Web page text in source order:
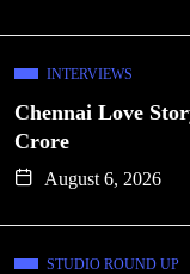
INTERVIEWS
Chennai Love
Crore
August 6, 2026
STUDIO ROUND UP